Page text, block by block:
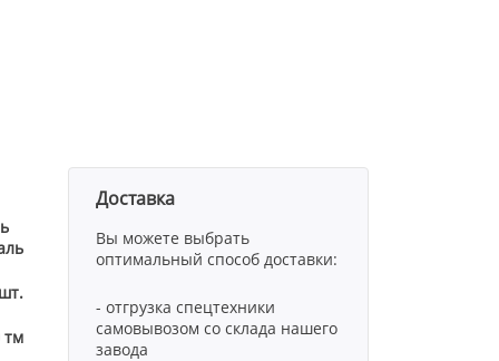
тм
Доставка
Вы можете выбрать
оптимальный способ доставки:
- отгрузка спецтехники
самовывозом со склада нашего
завода